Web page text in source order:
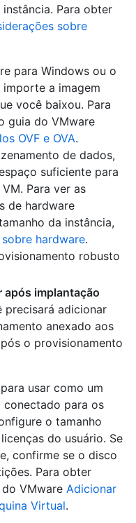
Para obter
sobre
para Windows ou o
a imagem
você baixou. Para
guia do VMware
OVF e OVA.
de dados,
suficiente para
Para ver as
de hardware
da instância,
hardware.
robusto
após implantação
precisará adicionar
anexado aos
o provisionamento
usar como um
conectado para os
o tamanho
do usuário. Se
confirme se o disco
Para obter
VMware Adicionar
Virtual.